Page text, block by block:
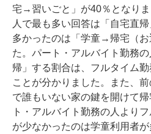
宅→習いごと」が40％となり
人で最も多い回答は「自宅直
多かったのは「学童→帰宅（
た。パート・アルバイト勤務
帰」する割合は、フルタイム
ことが分かりました。また、
で誰もいない家の鍵を開けて
ト・アルバイト勤務の人より
が少なかったのは学童利用者